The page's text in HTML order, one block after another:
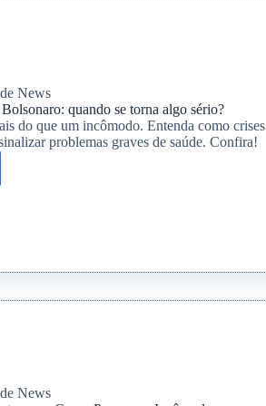
News
quando se torna algo sério?
do que um incômodo. Entenda como crises
problemas graves de saúde. Confira!
News